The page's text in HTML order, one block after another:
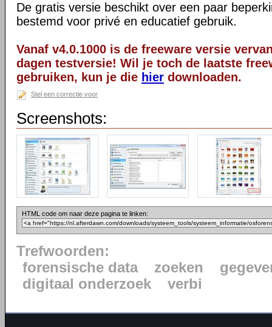
De gratis versie beschikt over een paar
bestemd voor privé en educatief gebruik.
Vanaf v4.0.1000 is de freeware versie
dagen testversie! Wil je toch de laatste
gebruiken, kun je die hier downloaden.
Stel een correctie voor
Screenshots:
HTML code om naar deze pagina te linken:
Trefwoorden:
forensische data
zoeken
digitaal onderzoek
verbi